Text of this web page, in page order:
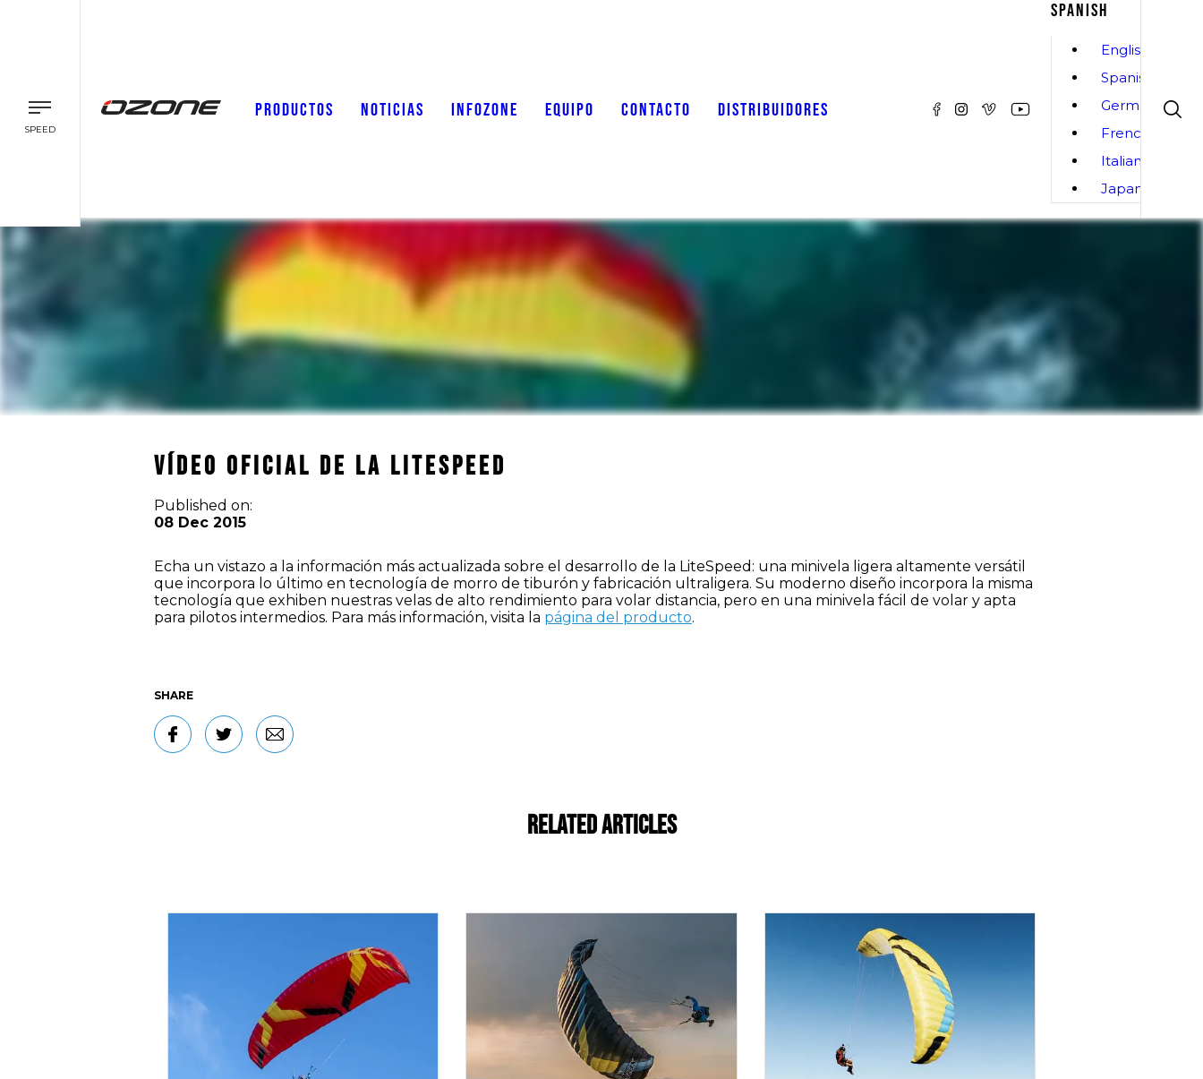
SPEED
PRODUCTOS NOTICIAS INFOZONE EQUIPO CONTACTO DISTRIBUIDORES
SPANISH
English
Spanish
German
French
Italian
Japanese
Vídeo oficial de la LiteSpeed
Published on:
08 Dec 2015
Echa un vistazo a la información más actualizada sobre el desarrollo de la LiteSpeed: una minivela ligera altamente versátil
que incorpora lo último en tecnología de morro de tiburón y fabricación ultraligera. Su moderno diseño incorpora la misma
tecnología que exhiben nuestras velas de alto rendimiento para volar distancia, pero en una minivela fácil de volar y apta
para pilotos intermedios. Para más información, visita la página del producto.
SHARE
Related Articles